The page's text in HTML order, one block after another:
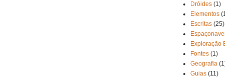
Dróides (1)
Elementos
Escritas (25)
Exploração
Fontes (1)
Geografia
Guias (11)